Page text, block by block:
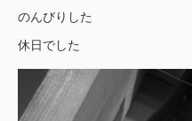
のんびりした
休日でした